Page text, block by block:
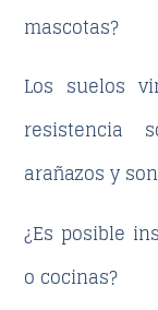
mascotas?
Los suelos
resistencia
arañazos y
¿Es posible
o cocinas?